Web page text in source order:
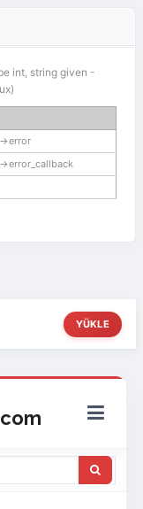
int, string given -
>error
YÜKLE